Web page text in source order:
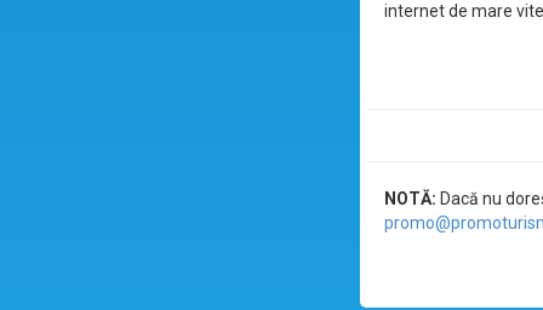
internet de mare
NOTĂ: Dacă nu